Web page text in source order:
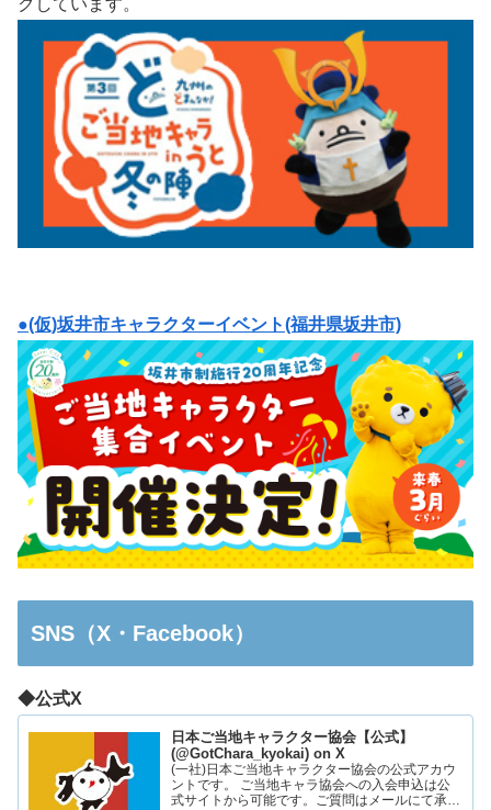
クしています。
●(仮)坂井市キャラクターイベント(福井県坂井市)
SNS（X・Facebook）
◆公式X
日本ご当地キャラクター協会【公式】
(@GotChara_kyokai) on X
(一社)日本ご当地キャラクター協会の公式アカウ
ントです。 ご当地キャラ協会への入会申込は公
式サイトから可能です。ご質問はメールにて承っ